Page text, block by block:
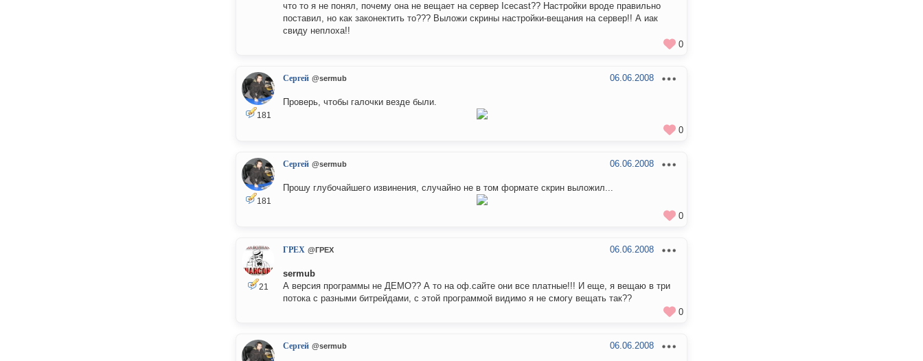
что то я не понял, почему она не вещает на сервер Icecast?? Настройки вроде правильно
поставил, но как законектить то??? Выложи скрины настройки-вещания на сервер!! А иак
свиду неплоха!!
0
181
Сергей @sermub 06.06.2008
Проверь, чтобы галочки везде были.
0
181
Сергей @sermub 06.06.2008
Прошу глубочайшего извинения, случайно не в том формате скрин выложил...
0
21
ГРЕХ @ГРЕХ 06.06.2008
sermub
А версия программы не ДЕМО?? А то на оф.сайте они все платные!!! И еще, я вещаю в три
потока с разными битрейдами, с этой программой видимо я не смогу вещать так??
0
Сергей @sermub 06.06.2008